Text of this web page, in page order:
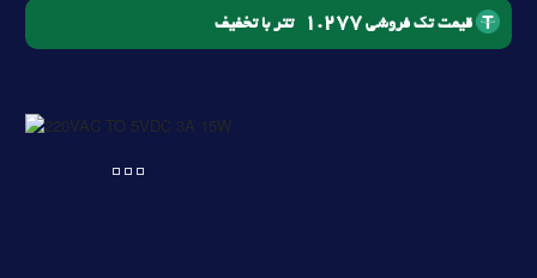
قیمت تک فروشی 1.277 تتر با تخفیف